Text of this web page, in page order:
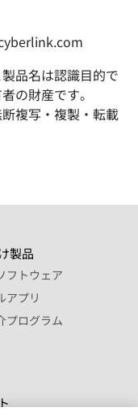
品名は認識目的で
の財産です。
複写・複製・転載
製品
フトウェア
アプリ
プログラム